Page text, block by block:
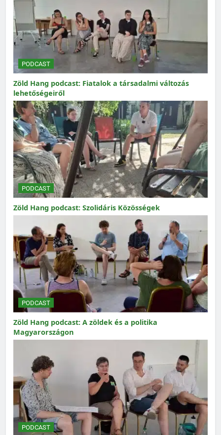
PODCAST
Zöld Hang podcast: Fiatalok a társadalmi változás
lehetőségeiről
PODCAST
Zöld Hang podcast: Szolidáris Közösségek
PODCAST
Zöld Hang podcast: A zöldek és a politika
Magyarországon
PODCAST